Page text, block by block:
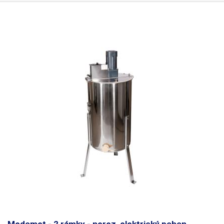
pásky se nasouvá k noži, který pásek odstřihne po dokončení svaru. K
utahování a svařování slouží dvě páčky na horní straně
Svařování využívá principu vibrací a tím způsobeného tření horní
Pneumatický motor generuje až 10 000 otáček, což
zajišťuje dostatečné tření ozubeného trnu. Tímto třením dojde k
zapečení obou pásek a jejich důkladnému spojení, které je velice pevné
a tahem nejde roztrhnout. Po dokončení svaru je doporučeno spoj chvíli
nechat vychladnout v sevřeném stavu (2-4s). Stiskem rukojeti a tlakové
spouště na spodní straně rukojeti dojde k uvolnění čelistí a spojeného
Páskovač je vhodný pro pásky o šířce 13-19mm a tloušťce 0.5 -
relativně nízkou vahou - 3.8kg, takže ke své manipulaci nutně
nepotřebuje balanční naviják - balancer, nicméně možnost upevnění na
balancer zde je a je doporučená při dlouhodobé práci s páskovačem.